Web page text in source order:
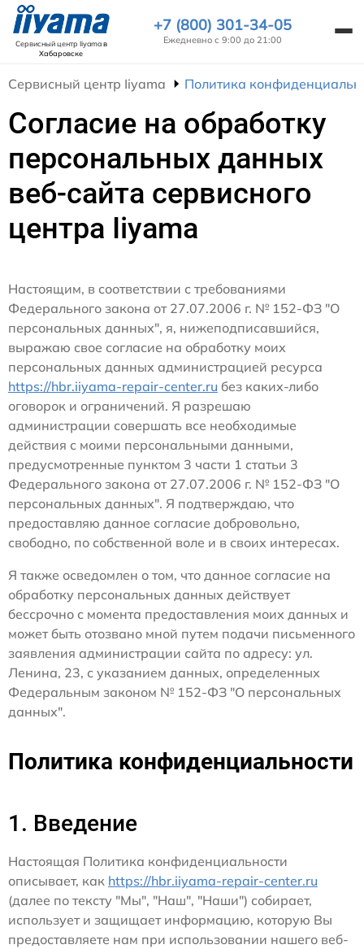
Сервисный центр Iiyamaв
Хабаровске
+7 (800) 301-34-05
Ежедневно с 9:00 до 21:00
Сервисный центр Iiyama Политика
Согласие на обработку
персональных данных
веб-сайта сервисного
центра Iiyama
Настоящим, в соответствии с требованиями
Федерального закона от 27.07.2006 г. № 152-ФЗ "О
персональных данных", я, нижеподписавшийся,
выражаю свое согласие на обработку моих
персональных данных администрацией ресурса
https://hbr.iiyama-repair-center.ru без каких-либо
оговорок и ограничений. Я разрешаю
администрации совершать все необходимые
действия с моими персональными данными,
предусмотренные пунктом 3 части 1 статьи 3
Федерального закона от 27.07.2006 г. № 152-ФЗ "О
персональных данных". Я подтверждаю, что
предоставляю данное согласие добровольно,
свободно, по собственной воле и в своих интересах.
Я также осведомлен о том, что данное согласие на
обработку персональных данных действует
бессрочно с момента предоставления моих данных и
может быть отозвано мной путем подачи письменного
заявления администрации сайта по адресу: ул.
Ленина, 23, с указанием данных, определенных
Федеральным законом № 152-ФЗ "О персональных
данных".
Политика конфиденциальности
1. Введение
Настоящая Политика конфиденциальности
описывает, как https://hbr.iiyama-repair-center.ru
(далее по тексту "Мы", "Наш", "Наши") собирает,
использует и защищает информацию, которую Вы
предоставляете нам при использовании нашего веб-